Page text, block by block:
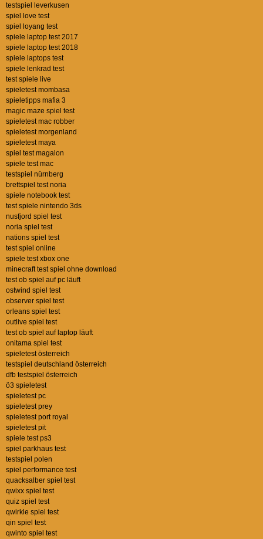
testspiel leverkusen
spiel love test
spiel loyang test
spiele laptop test 2017
spiele laptop test 2018
spiele laptops test
spiele lenkrad test
test spiele live
spieletest mombasa
spieletipps mafia 3
magic maze spiel test
spieletest mac robber
spieletest morgenland
spieletest maya
spiel test magalon
spiele test mac
testspiel nürnberg
brettspiel test noria
spiele notebook test
test spiele nintendo 3ds
nusfjord spiel test
noria spiel test
nations spiel test
test spiel online
spiele test xbox one
minecraft test spiel ohne download
test ob spiel auf pc läuft
ostwind spiel test
observer spiel test
orleans spiel test
outlive spiel test
test ob spiel auf laptop läuft
onitama spiel test
spieletest österreich
testspiel deutschland österreich
dfb testspiel österreich
ö3 spieletest
spieletest pc
spieletest prey
spieletest port royal
spieletest pit
spiele test ps3
spiel parkhaus test
testspiel polen
spiel performance test
quacksalber spiel test
qwixx spiel test
quiz spiel test
qwirkle spiel test
qin spiel test
qwinto spiel test